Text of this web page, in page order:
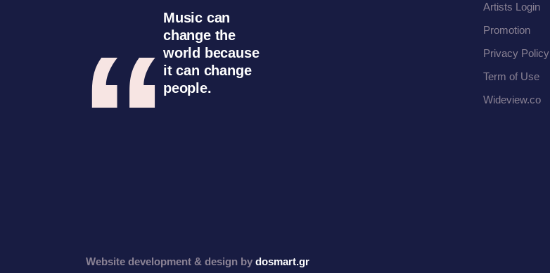
Music can
change the
world because
it can change
people.
Artists Login
Promotion
Privacy Policy
Term of Use
Wideview.co
Website development & design by dosmart.gr